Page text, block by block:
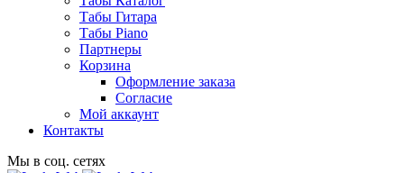
Табы Гитара
Табы Piano
Партнеры
Корзина
Оформление заказа
Согласие
Мой аккаунт
Контакты
Мы в соц. сетях